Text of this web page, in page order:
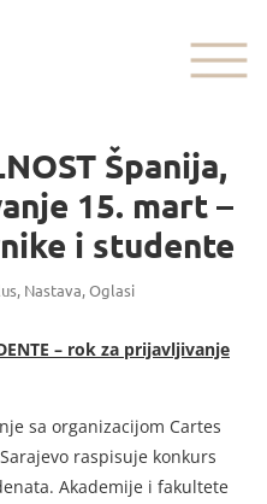
Španija,
15. mart –
i studente
, Nastava,Oglasi
– rok za prijavljivanje
sa organizacijom Cartes
raspisuje konkurs
Akademije i fakultete